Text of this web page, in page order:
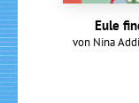
Eule
von Nina